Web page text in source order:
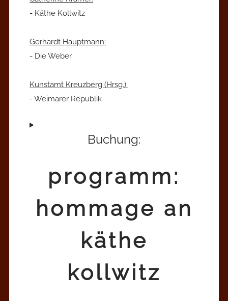
- Käthe Kollwitz
Gerhardt Hauptmann:
- Die Weber
Kunstamt Kreuzberg (Hrsg.):
- Weimarer Republik
Buchung:
programm:
hommage an
käthe
kollwitz